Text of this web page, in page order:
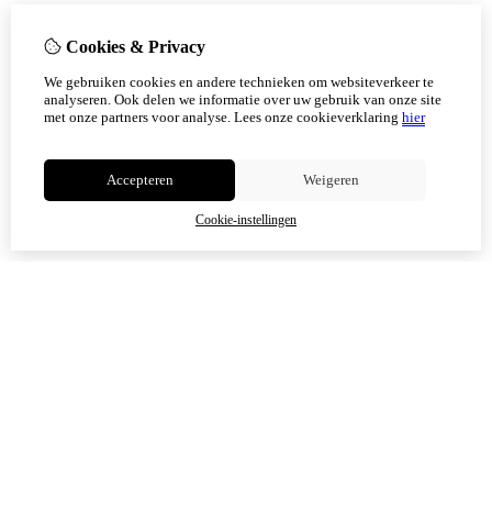
Cookies & Privacy
We gebruiken cookies en andere technieken om websiteverkeer te
analyseren. Ook delen we informatie over uw gebruik van onze site
met onze partners voor analyse. Lees onze cookieverklaring hier
Accepteren Weigeren
Cookie-instellingen
Vanaf 17 augustus zijn onze afhaalpunten in Tholen en
Scherpenisse weer geopend.
In Sint Philipsland kan er op afsppraak afgehaals worden,